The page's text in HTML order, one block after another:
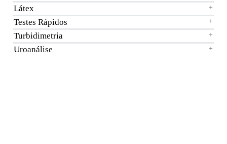
Látex +
Testes Rápidos +
Turbidimetria +
Uroanálise +